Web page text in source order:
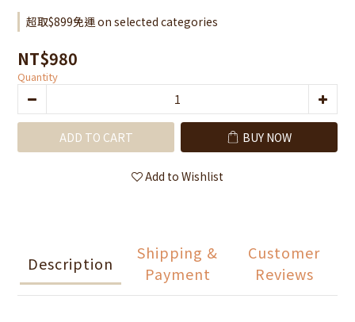
超取$899免運 on selected categories
NT$980
Quantity
ADD TO CART BUY NOW
Add to Wishlist
Description
Shipping &
Payment
Customer
Reviews